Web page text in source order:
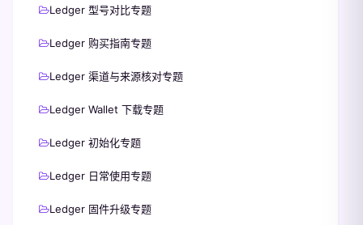
Ledger 型号对比专题
Ledger 购买指南专题
Ledger 渠道与来源核对专题
Ledger Wallet 下载专题
Ledger 初始化专题
Ledger 日常使用专题
Ledger 固件升级专题